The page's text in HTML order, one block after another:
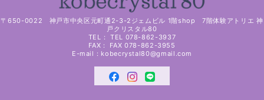
〒650-0022 神戸市中央区元町通2-3-2ジェムビル 1階shop 7階体験アトリエ 神
戸クリスタル80
TEL： TEL 078-862-3937
FAX： FAX 078-862-3955
E-mail： kobecrystal80@gmail.com